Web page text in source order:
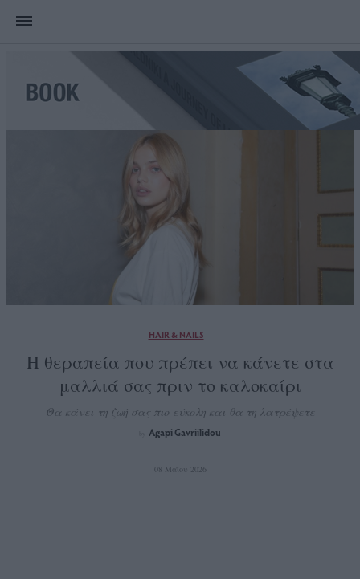
HAIR & NAILS
H θεραπεία που πρέπει να κάνετε στα
μαλλιά σας πριν το καλοκαίρι
Θα κάνει τη ζωή σας πιο εύκολη και θα τη λατρέψετε
Agapi Gavriilidou
08 Μαΐου 2026